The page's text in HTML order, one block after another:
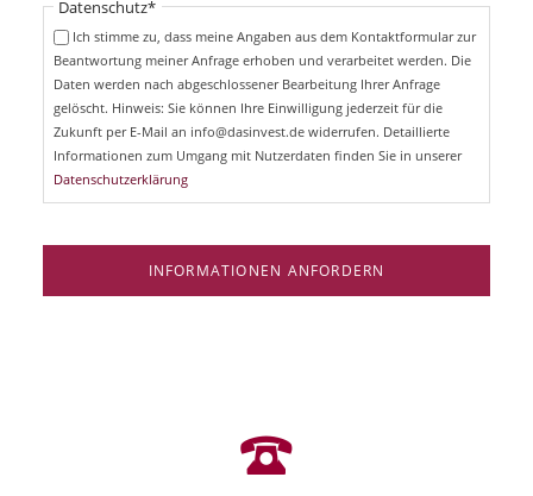
f
Pflichtfeld
Datenschutz*
Ich stimme zu, dass meine Angaben aus dem Kontaktformular zur
Beantwortung meiner Anfrage erhoben und verarbeitet werden. Die
Daten werden nach abgeschlossener Bearbeitung Ihrer Anfrage
gelöscht. Hinweis: Sie können Ihre Einwilligung jederzeit für die
Zukunft per E-Mail an info@dasinvest.de widerrufen. Detaillierte
Informationen zum Umgang mit Nutzerdaten finden Sie in unserer
Datenschutzerklärung
INFORMATIONEN ANFORDERN